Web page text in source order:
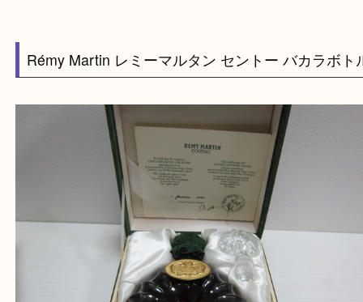
神戸店
Rémy Martin レミーマルタン セントー バカラ